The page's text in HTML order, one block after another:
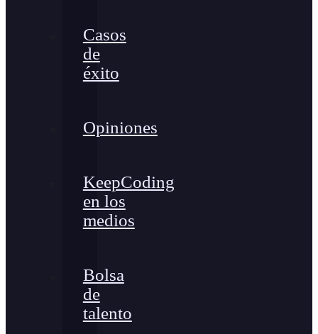
Casos
de
éxito
Opiniones
KeepCoding
en los
medios
Bolsa
de
talento